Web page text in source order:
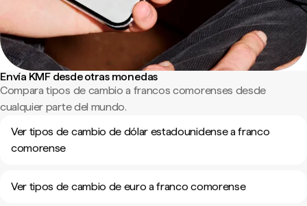
Envía KMF desde otras monedas
Compara tipos de cambio a francos comorenses desde
cualquier parte del mundo.
Ver tipos de cambio de dólar estadounidense a franco
comorense
Ver tipos de cambio de euro a franco comorense